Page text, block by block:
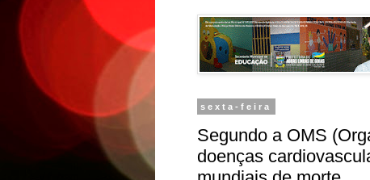
sexta-feira
Segundo a OMS
doenças